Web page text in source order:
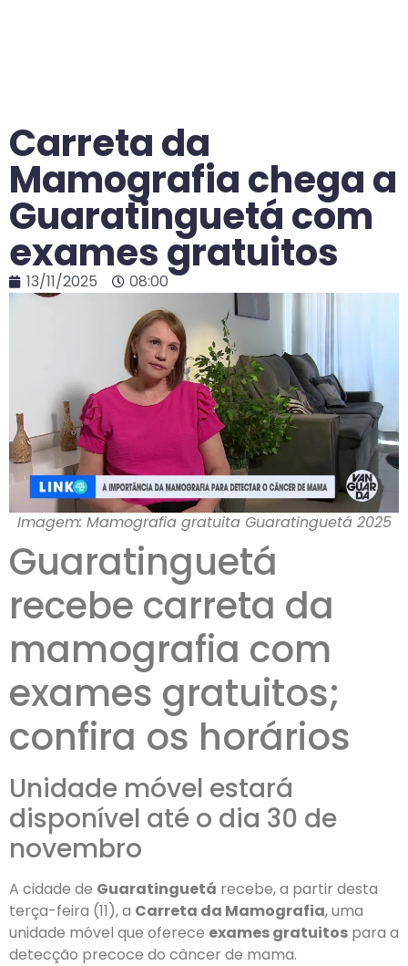
Carreta da
Mamografia chega a
Guaratinguetá com
exames gratuitos
13/11/2025 08:00
Imagem: Mamografia gratuita Guaratinguetá 2025
Guaratinguetá
recebe carreta da
mamografia com
exames gratuitos;
confira os horários
Unidade móvel estará
disponível até o dia 30 de
novembro
A cidade de Guaratinguetá recebe, a partir desta
terça-feira (11), a Carreta da Mamografia, uma
unidade móvel que oferece exames gratuitos para a
detecção precoce do câncer de mama.